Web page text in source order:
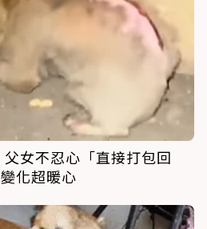
女不忍心「直接打包回
化超暖心